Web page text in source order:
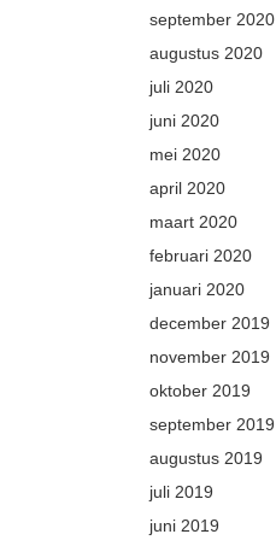
september 2020
augustus 2020
juli 2020
juni 2020
mei 2020
april 2020
maart 2020
februari 2020
januari 2020
december 2019
november 2019
oktober 2019
september 2019
augustus 2019
juli 2019
juni 2019